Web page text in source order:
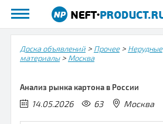
Доска объявлений> Прочее> Нерудные
материалы> Москва
Анализ рынка картона в России
14.05.2026 63 Москва